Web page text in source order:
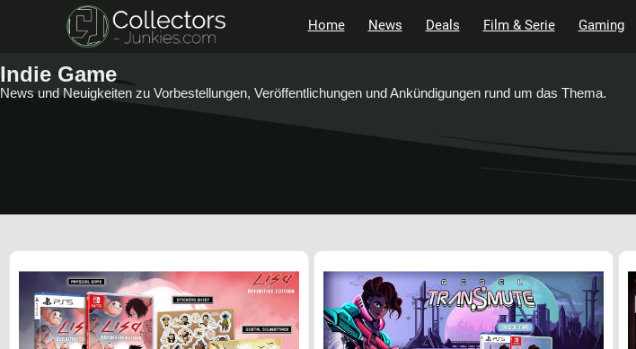
Home News Deals Film & Serie Gaming
Indie Game
News und Neuigkeiten zu Vorbestellungen, Veröffentlichungen und Ankündigungen rund um das Thema.